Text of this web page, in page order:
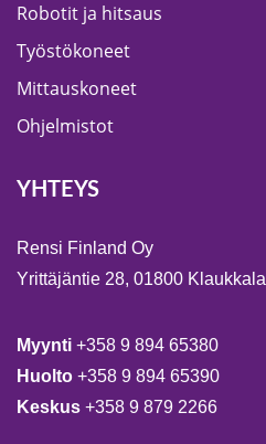
Robotit ja hitsaus
Työstökoneet
Mittauskoneet
Ohjelmistot
YHTEYS
Rensi Finland Oy
Yrittäjäntie 28, 01800 Klaukkala
Myynti +358 9 894 65380
Huolto +358 9 894 65390
Keskus +358 9 879 2266